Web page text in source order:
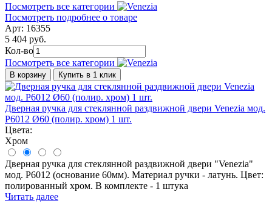
Посмотреть все категории
Посмотреть подробнее о товаре
Арт: 16355
5 404 руб.
Кол-во
Посмотреть все категории
В корзину Купить в 1 клик
Дверная ручка для стеклянной раздвижной двери Venezia мод.
P6012 Ø60 (полир. хром) 1 шт.
Цвета:
Хром
Дверная ручка для стеклянной раздвижной двери "Venezia"
мод. P6012 (основание 60мм). Материал ручки - латунь. Цвет:
полированный хром. В комплекте - 1 штука
Читать далее